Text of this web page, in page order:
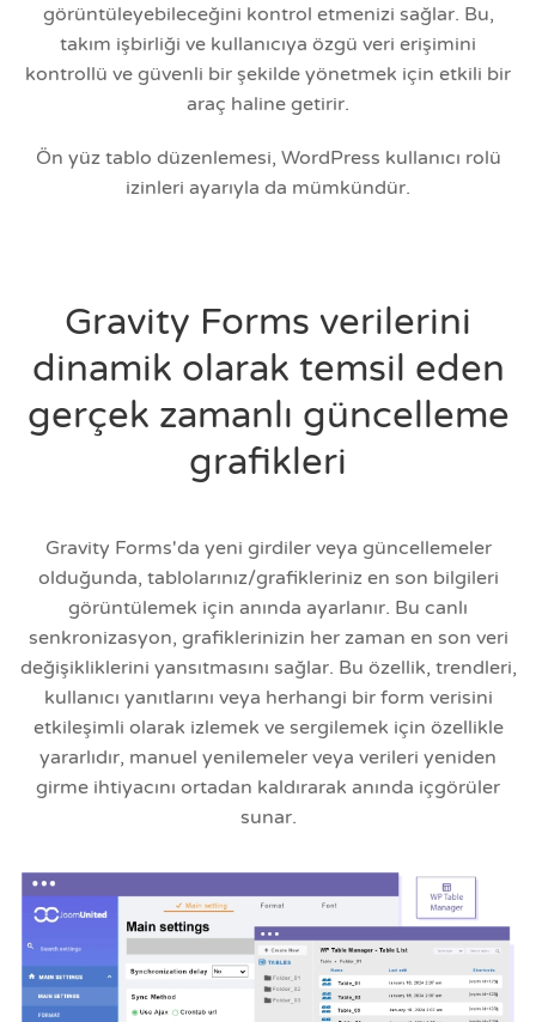
görüntüleyebileceğini kontrol etmenizi sağlar. Bu,
takım işbirliği ve kullanıcıya özgü veri erişimini
kontrollü ve güvenli bir şekilde yönetmek için etkili bir
araç haline getirir.
Ön yüz tablo düzenlemesi, WordPress kullanıcı rolü
izinleri ayarıyla da mümkündür.
Gravity Forms verilerini
dinamik olarak temsil eden
gerçek zamanlı güncelleme
grafikleri
Gravity Forms'da yeni girdiler veya güncellemeler
olduğunda, tablolarınız/grafikleriniz en son bilgileri
görüntülemek için anında ayarlanır. Bu canlı
senkronizasyon, grafiklerinizin her zaman en son veri
değişikliklerini yansıtmasını sağlar. Bu özellik, trendleri,
kullanıcı yanıtlarını veya herhangi bir form verisini
etkileşimli olarak izlemek ve sergilemek için özellikle
yararlıdır, manuel yenilemeler veya verileri yeniden
girme ihtiyacını ortadan kaldırarak anında içgörüler
sunar.